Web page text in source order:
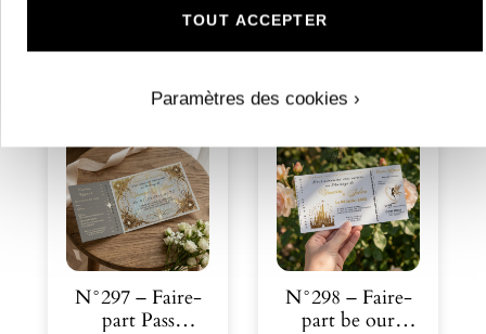
N°297 – Faire-
part Pass
N°298 – Faire-
part be our
Paramètres des cookies ›
TOUT ACCEPTER